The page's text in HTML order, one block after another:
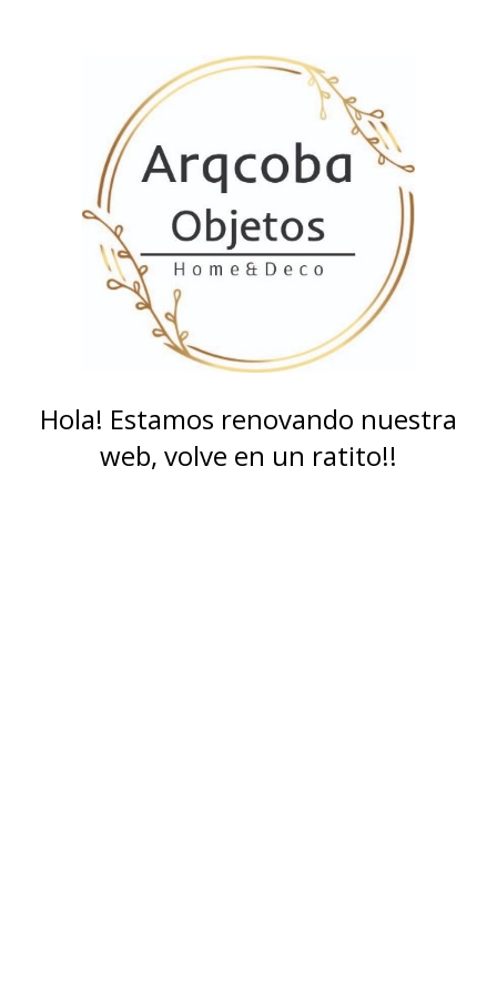
Hola! Estamos renovando nuestra
web, volve en un ratito!!